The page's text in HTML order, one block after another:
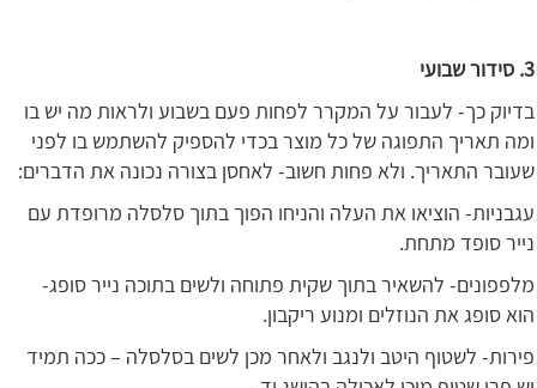
3. סידור שבועי
בדיוק כך- לעבור על המקרר לפחות פעם בשבוע ולראות מה יש בו
ומה תאריך התפוגה של כל מוצר בכדי להספיק להשתמש בו לפני
שעובר התאריך. ולא פחות חשוב- לאחסן בצורה נכונה את הדברים:
עגבניות- הוציאו את העלה והניחו הפוך בתוך סלסלה מרופדת עם
נייר סופד מתחת.
מלפפונים- להשאיר בתוך שקית פתוחה ולשים בתוכה נייר סופג-
הוא סופג את הנוזלים ומנוע ריקבון.
פירות- לשטוף היטב ולנגב ולאחר מכן לשים בסלסלה – ככה תמיד